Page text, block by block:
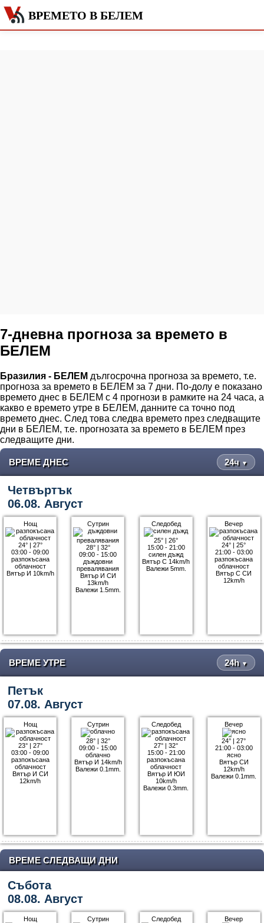
ВРЕМЕТО В БЕЛЕМ
7-дневна прогноза за времето в
БЕЛЕМ
Бразилия - БЕЛЕМ дългосрочна прогноза за времето, т.е.
прогноза за времето в БЕЛЕМ за 7 дни. По-долу е показано
времето днес в БЕЛЕМ с 4 прогнози в рамките на 24 часа, а
какво е времето утре в БЕЛЕМ, данните са точно под
времето днес. След това следва времето през следващите
дни в БЕЛЕМ, т.е. прогнозата за времето в БЕЛЕМ през
следващите дни.
ВРЕМЕ ДНЕС 24ч ▼
Четвъртък
06.08. Август
Нощ
24°| 27°
03:00 - 09:00
разпокъсана
облачност
Вятър И 10km/h
Сутрин
28°| 32°
09:00 - 15:00
дъждовни
превалявания
Вятър И СИ
13km/h
Валежи 1.5mm.
Следобед
25° |26°
15:00 - 21:00
силен дъжд
Вятър С 14km/h
Валежи 5mm.
Вечер
24° |25°
21:00 - 03:00
разпокъсана
облачност
Вятър С СИ
12km/h
ВРЕМЕ УТРЕ 24h ▼
Петък
07.08. Август
Нощ
23°| 27°
03:00 - 09:00
разпокъсана
облачност
Вятър И СИ
12km/h
Сутрин
28°| 32°
09:00 - 15:00
облачно
Вятър И 14km/h
Валежи 0.1mm.
Следобед
27° |32°
15:00 - 21:00
разпокъсана
облачност
Вятър И ЮИ
10km/h
Валежи 0.3mm.
Вечер
24° |27°
21:00 - 03:00
ясно
Вятър СИ
12km/h
Валежи 0.1mm.
ВРЕМЕ СЛЕДВАЩИ ДНИ
Събота
08.08. Август
Нощ Сутрин Следобед Вечер